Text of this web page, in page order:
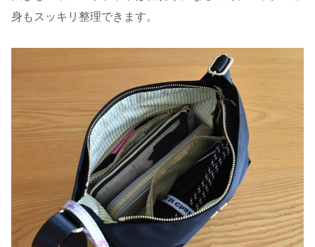
身もスッキリ整理できます。